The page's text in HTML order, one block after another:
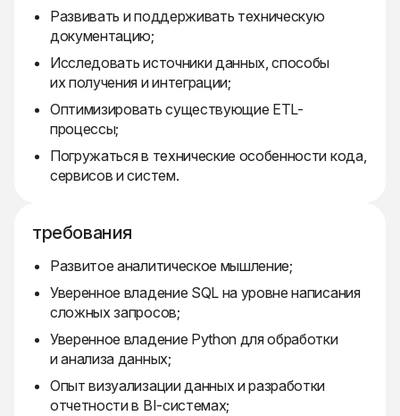
Развивать и поддерживать техническую
документацию;
Исследовать источники данных, способы
их получения и интеграции;
Оптимизировать существующие ETL-
процессы;
Погружаться в технические особенности кода,
сервисов и систем.
требования
Развитое аналитическое мышление;
Уверенное владение SQL на уровне написания
сложных запросов;
Уверенное владение Python для обработки
и анализа данных;
Опыт визуализации данных и разработки
отчетности в BI-системах;